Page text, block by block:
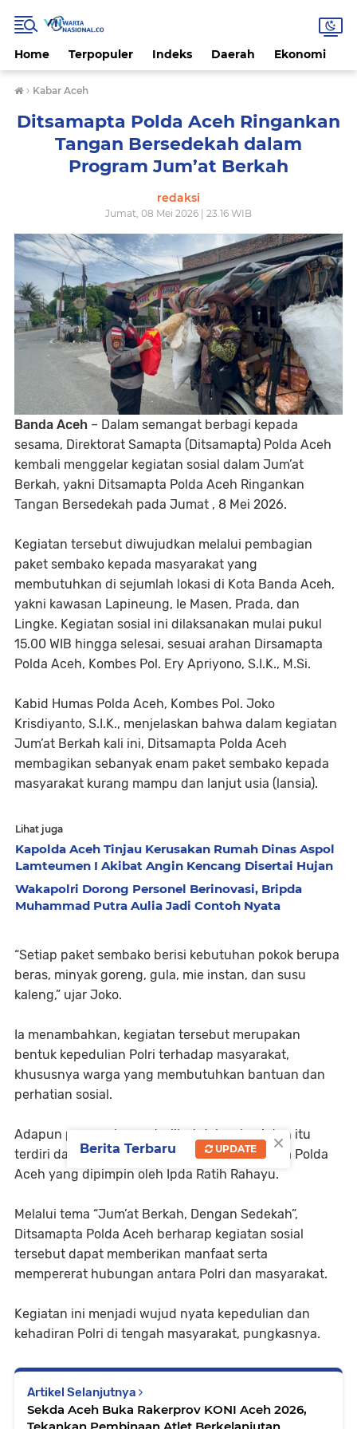
Home Terpopuler Indeks Daerah Ekonomi
› Kabar Aceh
Ditsamapta Polda Aceh Ringankan
Tangan Bersedekah dalam
Program Jum’at Berkah
redaksi
Jumat, 08 Mei 2026 | 23.16 WIB
Banda Aceh – Dalam semangat berbagi kepada
sesama, Direktorat Samapta (Ditsamapta) Polda Aceh
kembali menggelar kegiatan sosial dalam Jum’at
Berkah, yakni Ditsamapta Polda Aceh Ringankan
Tangan Bersedekah pada Jumat , 8 Mei 2026.
Kegiatan tersebut diwujudkan melalui pembagian
paket sembako kepada masyarakat yang
membutuhkan di sejumlah lokasi di Kota Banda Aceh,
yakni kawasan Lapineung, Ie Masen, Prada, dan
Lingke. Kegiatan sosial ini dilaksanakan mulai pukul
15.00 WIB hingga selesai, sesuai arahan Dirsamapta
Polda Aceh, Kombes Pol. Ery Apriyono, S.I.K., M.Si.
Kabid Humas Polda Aceh, Kombes Pol. Joko
Krisdiyanto, S.I.K., menjelaskan bahwa dalam kegiatan
Jum’at Berkah kali ini, Ditsamapta Polda Aceh
membagikan sebanyak enam paket sembako kepada
masyarakat kurang mampu dan lanjut usia (lansia).
Lihat juga
Kapolda Aceh Tinjau Kerusakan Rumah Dinas Aspol
Lamteumen I Akibat Angin Kencang Disertai Hujan
Wakapolri Dorong Personel Berinovasi, Bripda
Muhammad Putra Aulia Jadi Contoh Nyata
“Setiap paket sembako berisi kebutuhan pokok berupa
beras, minyak goreng, gula, mie instan, dan susu
kaleng,” ujar Joko.
Ia menambahkan, kegiatan tersebut merupakan
bentuk kepedulian Polri terhadap masyarakat,
khususnya warga yang membutuhkan bantuan dan
perhatian sosial.
Adapun personel yang terlibat dalam kegiatan itu
terdiri dari empat personel Polwan Ditsamapta Polda
Aceh yang dipimpin oleh Ipda Ratih Rahayu.
Melalui tema “Jum’at Berkah, Dengan Sedekah”,
Ditsamapta Polda Aceh berharap kegiatan sosial
tersebut dapat memberikan manfaat serta
mempererat hubungan antara Polri dan masyarakat.
Kegiatan ini menjadi wujud nyata kepedulian dan
kehadiran Polri di tengah masyarakat, pungkasnya.
Artikel Selanjutnya
Sekda Aceh Buka Rakerprov KONI Aceh 2026,
Tekankan Pembinaan Atlet Berkelanjutan
×
Berita Terbaru UPDATE